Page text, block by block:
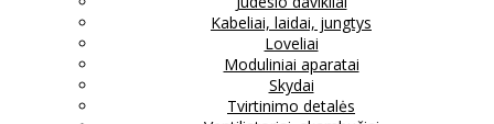
Kabeliai, laidai, jungtys
Loveliai
Moduliniai aparatai
Skydai
Tvirtinimo detalės